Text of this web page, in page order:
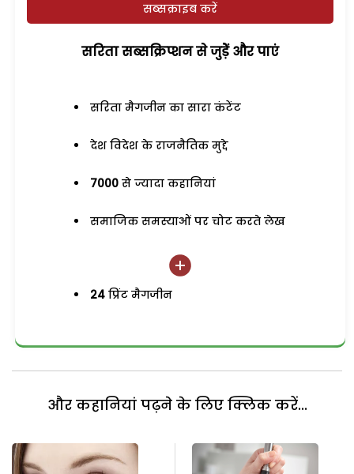
सब्सक्राइब करें
सरिता सब्सक्रिप्शन से जुड़ेें और पाएं
सरिता मैगजीन का सारा कंटेंट
देश विदेश के राजनैतिक मुद्दे
7000 से ज्यादा कहानियां
समाजिक समस्याओं पर चोट करते लेख
24 प्रिंट मैगजीन
और कहानियां पढ़ने के लिए क्लिक करें...